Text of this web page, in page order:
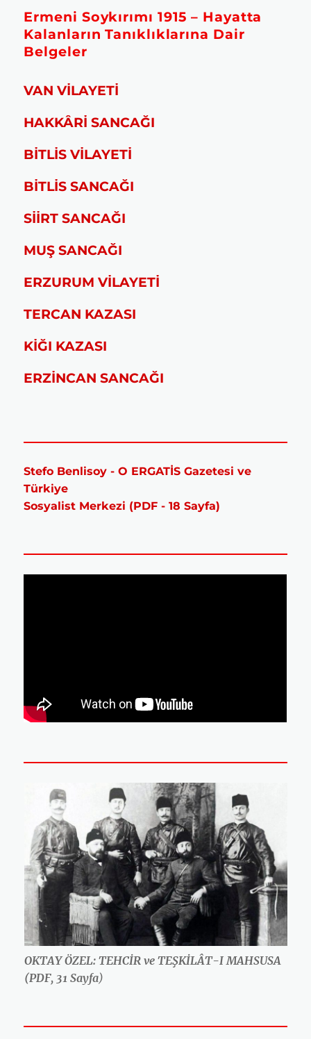
Ermeni Soykırımı 1915 – Hayatta
Kalanların Tanıklıklarına Dair
Belgeler
VAN VİLAYETİ
HAKKÂRİ SANCAĞI
BİTLİS VİLAYETİ
BİTLİS SANCAĞI
SİİRT SANCAĞI
MUŞ SANCAĞI
ERZURUM VİLAYETİ
TERCAN KAZASI
KİĞI KAZASI
ERZİNCAN SANCAĞI
Stefo Benlisoy - O ERGATİS Gazetesi ve
Türkiye
Sosyalist Merkezi (PDF - 18 Sayfa)
OKTAY ÖZEL: TEHCİR ve TEŞKİLÂT-I MAHSUSA
(PDF, 31 Sayfa)